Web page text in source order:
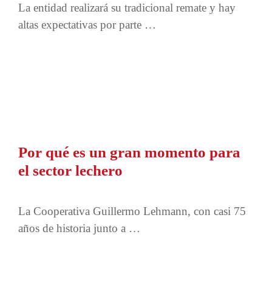
La entidad realizará su tradicional remate y hay
altas expectativas por parte …
Por qué es un gran momento para
el sector lechero
La Cooperativa Guillermo Lehmann, con casi 75
años de historia junto a …